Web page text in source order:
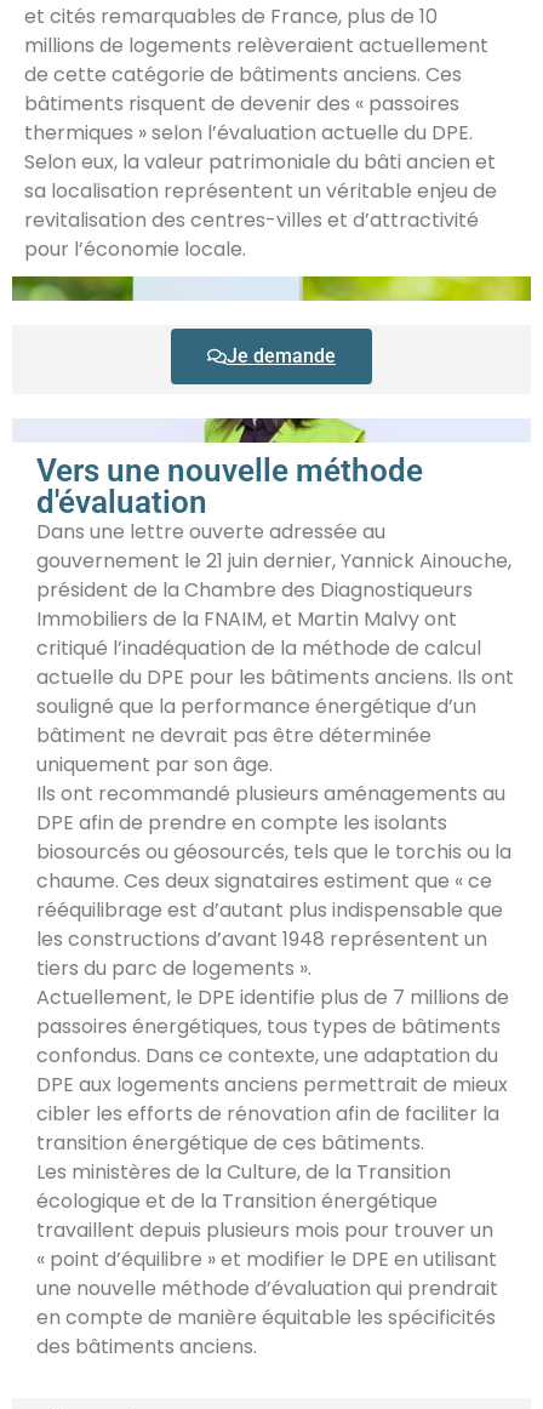
et cités remarquables de France, plus de 10
millions de logements relèveraient actuellement
de cette catégorie de bâtiments anciens. Ces
bâtiments risquent de devenir des « passoires
thermiques » selon l’évaluation actuelle du DPE.
Selon eux, la valeur patrimoniale du bâti ancien et
sa localisation représentent un véritable enjeu de
revitalisation des centres-villes et d’attractivité
pour l’économie locale.
Je demande
Vers une nouvelle méthode
d'évaluation
Dans une lettre ouverte adressée au
gouvernement le 21 juin dernier, Yannick Ainouche,
président de la Chambre des Diagnostiqueurs
Immobiliers de la FNAIM, et Martin Malvy ont
critiqué l’inadéquation de la méthode de calcul
actuelle du DPE pour les bâtiments anciens. Ils ont
souligné que la performance énergétique d’un
bâtiment ne devrait pas être déterminée
uniquement par son âge.
Ils ont recommandé plusieurs aménagements au
DPE afin de prendre en compte les isolants
biosourcés ou géosourcés, tels que le torchis ou la
chaume. Ces deux signataires estiment que « ce
rééquilibrage est d’autant plus indispensable que
les constructions d’avant 1948 représentent un
tiers du parc de logements ».
Actuellement, le DPE identifie plus de 7 millions de
passoires énergétiques, tous types de bâtiments
confondus. Dans ce contexte, une adaptation du
DPE aux logements anciens permettrait de mieux
cibler les efforts de rénovation afin de faciliter la
transition énergétique de ces bâtiments.
Les ministères de la Culture, de la Transition
écologique et de la Transition énergétique
travaillent depuis plusieurs mois pour trouver un
« point d’équilibre » et modifier le DPE en utilisant
une nouvelle méthode d’évaluation qui prendrait
en compte de manière équitable les spécificités
des bâtiments anciens.